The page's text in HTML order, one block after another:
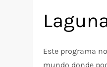
Este programa
mundo donde